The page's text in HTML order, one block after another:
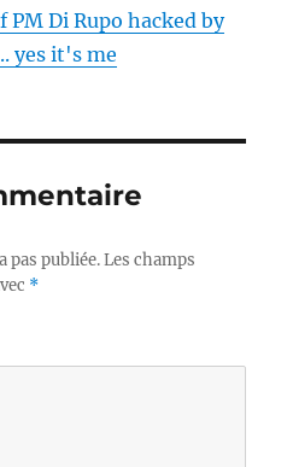
PM Di Rupo hacked by
yes it's me
pas publiée. Les champs
*